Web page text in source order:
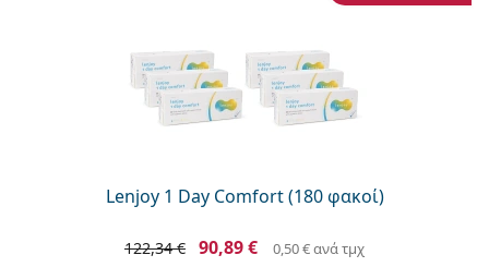
Lenjoy 1 Day Comfort (180 φακοί)
122,34 € 90,89 € 0,50 €ανά τμχ